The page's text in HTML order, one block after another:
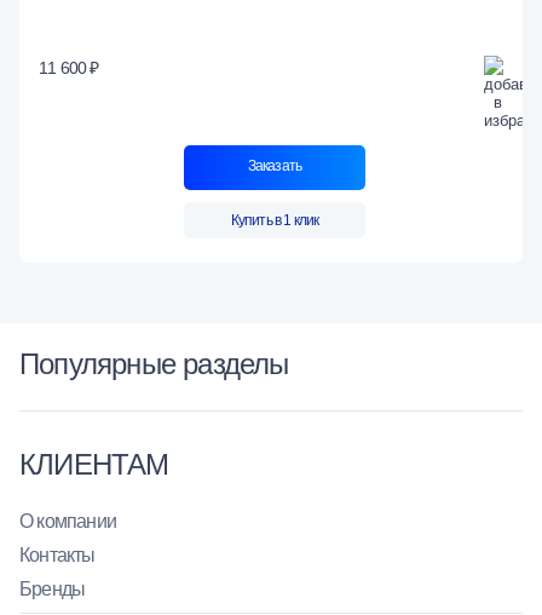
11 600 ₽
Заказать
Купить в 1 клик
Популярные разделы
КЛИЕНТАМ
О компании
Контакты
Бренды